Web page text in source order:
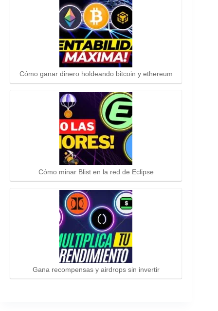
Cómo ganar dinero holdeando bitcoin y ethereum
Cómo minar Blist en la red de Eclipse
Gana recompensas y airdrops sin invertir